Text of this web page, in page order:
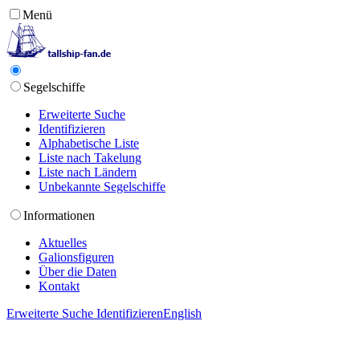
Menü
Segelschiffe
Erweiterte Suche
Identifizieren
Alphabetische Liste
Liste nach Takelung
Liste nach Ländern
Unbekannte Segelschiffe
Informationen
Aktuelles
Galionsfiguren
Über die Daten
Kontakt
Erweiterte Suche IdentifizierenEnglish